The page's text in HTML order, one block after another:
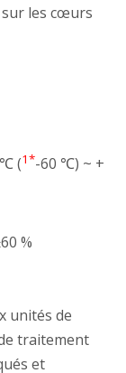
les cœurs
(1*-60 ℃) ~ +
%
unités de
traitement
et